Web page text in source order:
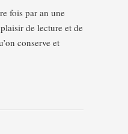
fois par an une
de lecture et de
conserve et